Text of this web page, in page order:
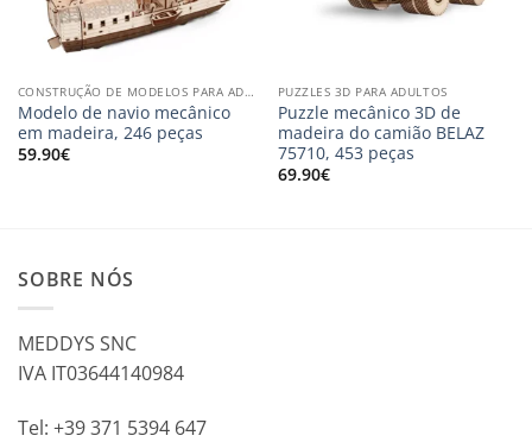
CONSTRUÇÃO DE MODELOS PARA ADULTOS
Modelo de navio mecânico
em madeira, 246 peças
59.90€
PUZZLES 3D PARA ADULTOS
Puzzle mecânico 3D de
madeira do camião BELAZ
75710, 453 peças
69.90€
SOBRE NÓS
MEDDYS SNC
IVA IT03644140984
Tel: +39 371 5394 647